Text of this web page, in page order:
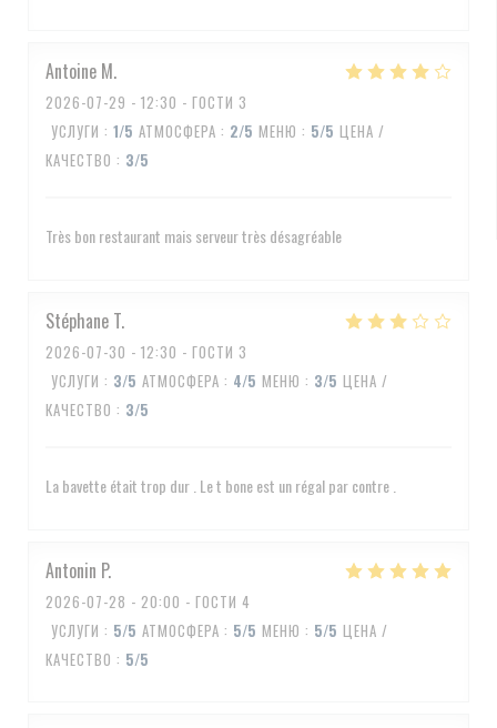
Antoine M
2026-07-29 - 12:30 - ГОСТИ 3
УСЛУГИ : 1/5 АТМОСФЕРА : 2/5 МЕНЮ : 5/5 ЦЕНА /
КАЧЕСТВО : 3/5
Très bon restaurant mais serveur très désagréable
Stéphane T
2026-07-30 - 12:30 - ГОСТИ 3
УСЛУГИ : 3/5 АТМОСФЕРА : 4/5 МЕНЮ : 3/5 ЦЕНА /
КАЧЕСТВО : 3/5
La bavette était trop dur . Le t bone est un régal par contre .
Antonin P
2026-07-28 - 20:00 - ГОСТИ 4
УСЛУГИ : 5/5 АТМОСФЕРА : 5/5 МЕНЮ : 5/5 ЦЕНА /
КАЧЕСТВО : 5/5